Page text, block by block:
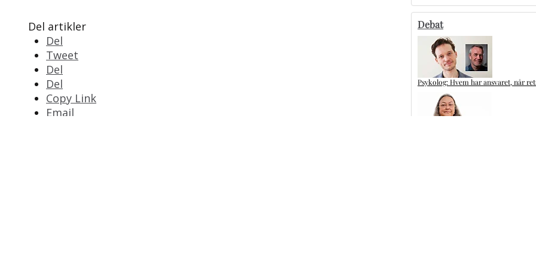
Del artikler
Del
Tweet
Del
Del
Copy Link
Email
Debat
Psykolog: Hvem har ansvaret, når